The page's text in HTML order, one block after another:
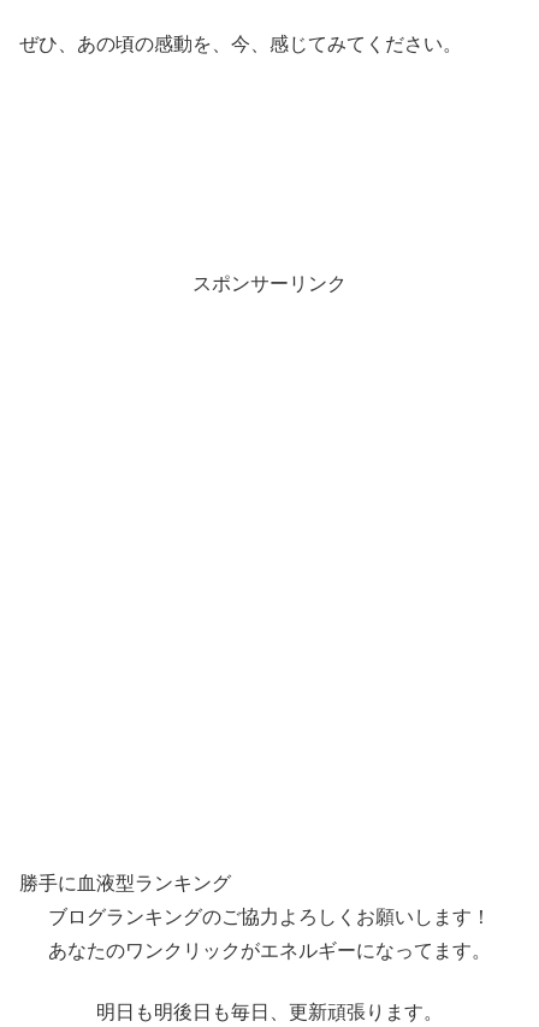
ぜひ、あの頃の感動を、今、感じてみてください。
スポンサーリンク
勝手に血液型ランキング
ブログランキングのご協力よろしくお願いします！
あなたのワンクリックがエネルギーになってます。
明日も明後日も毎日、更新頑張ります。